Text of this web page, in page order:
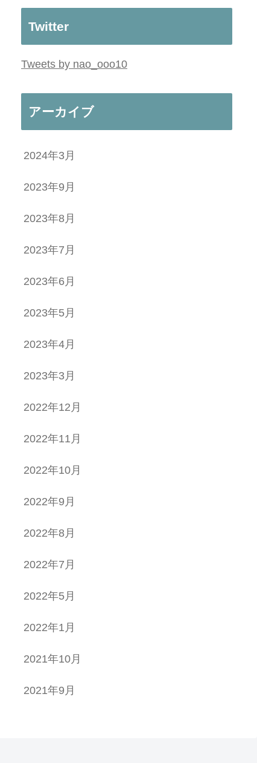
Twitter
Tweets by nao_ooo10
アーカイブ
2024年3月
2023年9月
2023年8月
2023年7月
2023年6月
2023年5月
2023年4月
2023年3月
2022年12月
2022年11月
2022年10月
2022年9月
2022年8月
2022年7月
2022年5月
2022年1月
2021年10月
2021年9月